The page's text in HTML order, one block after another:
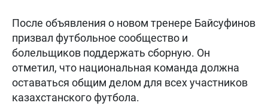
После объявления о новом тренере Байсуфинов
призвал футбольное сообщество и
болельщиков поддержать сборную. Он
отметил, что национальная команда должна
оставаться общим делом для всех участников
казахстанского футбола.